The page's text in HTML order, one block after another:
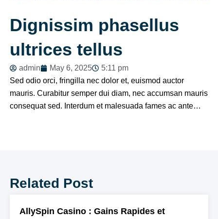
Dignissim phasellus
ultrices tellus
admin May 6, 2025
5:11 pm
Sed odio orci, fringilla nec dolor et, euismod auctor
mauris. Curabitur semper dui diam, nec accumsan mauris
consequat sed. Interdum et malesuada fames ac ante…
Related Post
AllySpin Casino : Gains Rapides et